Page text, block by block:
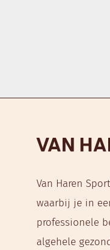
Van Haren
waarbij je in
professionele
algehele